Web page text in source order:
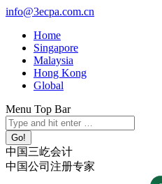
跳
info@3ecpa.com.cn
Home
Singapore
Malaysia
Hong Kong
Global
Menu Top Bar
X
page
opens
in
new
YouTube
page
opens
in
new
Linkedin
page
opens
in
new
Instagram
page
opens
in
new
Search:
中国三屹会计
中国公司注册专家